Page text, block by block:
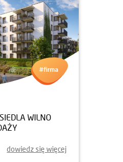
WILNO
dowiedz się więcej